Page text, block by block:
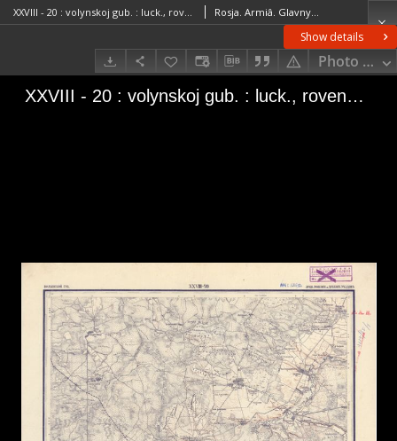
Show details
Photo
XXVIII - 20 : volynskoj gub. : luck., rovensk. i dubensk. uězdov. Rosja. Armiâ. Glavnyj štab. Voenno-topografičeskij otdelRosja. Armiâ. Glavnyj štab. Litografìâ kartografičeskago zavedenìâ